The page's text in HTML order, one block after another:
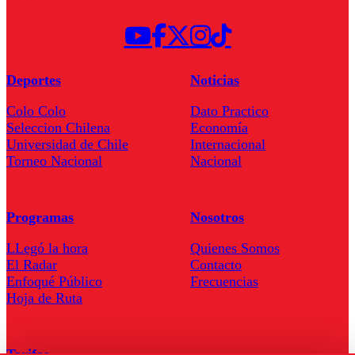
Deportes
Colo Colo
Seleccion Chilena
Universidad de Chile
Torneo Nacional
Noticias
Dato Practico
Economía
Internacional
Nacional
Programas
LLegó la hora
El Radar
Enfoqué Público
Hoja de Ruta
Nosotros
Quienes Somos
Contacto
Frecuencias